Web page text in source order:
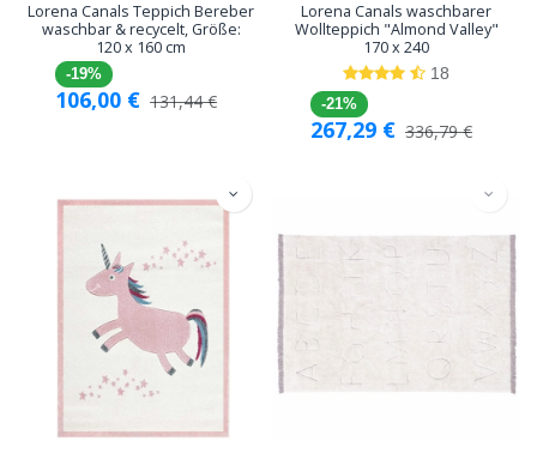
Lorena Canals Teppich Bereber
waschbar & recycelt, Größe:
120 x 160 cm
-19%
106,00 € 131,44€
Lorena Canals waschbarer
Wollteppich "Almond Valley"
170 x 240
18
-21%
267,29 € 336,79€